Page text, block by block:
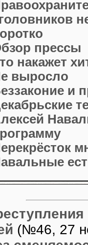
прессы
накажет
выросло
и
(№46, 27